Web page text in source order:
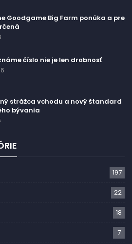
Goodgame Big Farm ponúka a pre
číslo nie je len drobnosť
strážca vchodu a nový štandard
bývania
197
22
18
7